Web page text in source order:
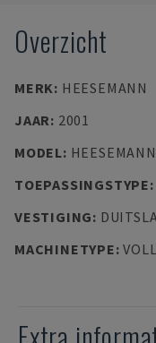
Overzicht
MERK: HEESEMANN
JAAR: 2001
MODEL:
TOEPASSINGSTYPE:
VESTIGING:
MACHINETYPE: